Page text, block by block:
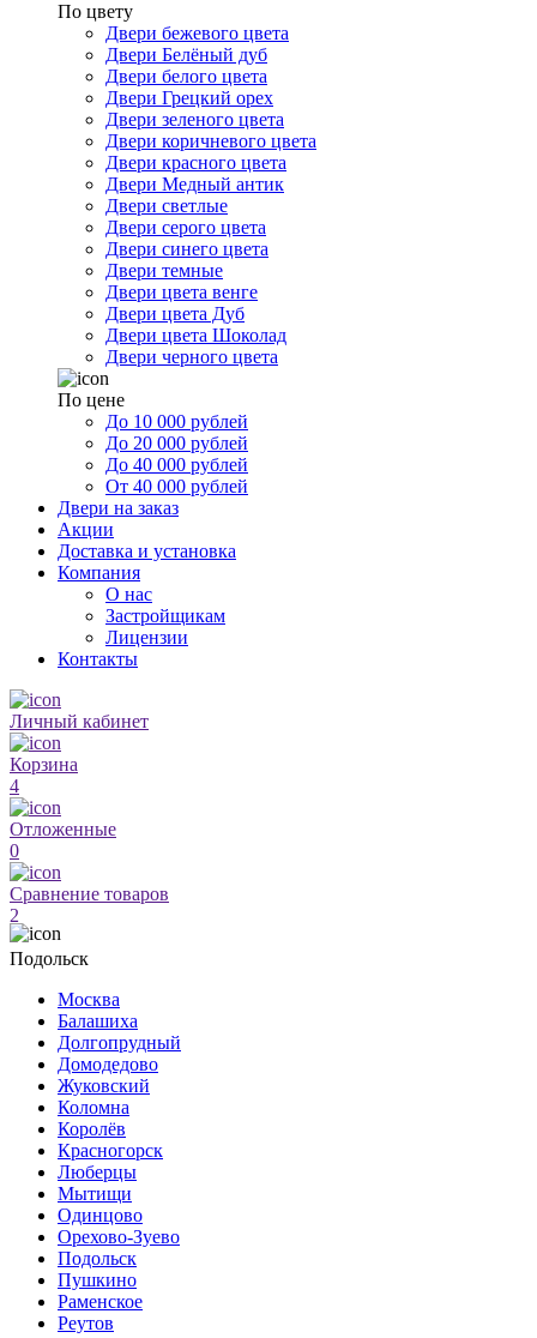
По цвету
Двери бежевого цвета
Двери Белёный дуб
Двери белого цвета
Двери Грецкий орех
Двери зеленого цвета
Двери коричневого цвета
Двери красного цвета
Двери Медный антик
Двери светлые
Двери серого цвета
Двери синего цвета
Двери темные
Двери цвета венге
Двери цвета Дуб
Двери цвета Шоколад
Двери черного цвета
По цене
До 10 000 рублей
До 20 000 рублей
До 40 000 рублей
От 40 000 рублей
Двери на заказ
Акции
Доставка и установка
Компания
О нас
Застройщикам
Лицензии
Контакты
Личный кабинет
Корзина
4
Отложенные
0
Сравнение товаров
2
Подольск
Москва
Балашиха
Долгопрудный
Домодедово
Жуковский
Коломна
Королёв
Красногорск
Люберцы
Мытищи
Одинцово
Орехово-Зуево
Подольск
Пушкино
Раменское
Реутов